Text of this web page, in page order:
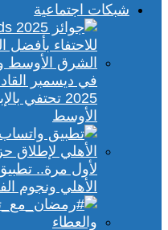
شبكات اجتماعية
2025 تحتفي
الأوسط
لأول مرة..
الأهلي ونجوم